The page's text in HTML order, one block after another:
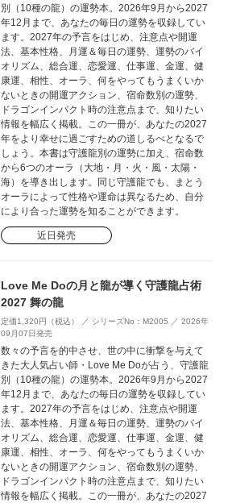
別（10種の龍）の運勢本。2026年9月から2027
年12月まで、あなたの毎日の運勢を収録してい
ます。2027年の予言をはじめ、注意点や開運
法、基本性格、月運＆毎日の運勢、運勢のバイ
オリズム、総合運、恋愛運、仕事運、金運、健
康運、相性、オーラ、何をやってもうまくいか
ないときの開運アクション、宿命数別の運勢、
ドラゴンインパクト時の注意点まで、知りたい
情報を幅広く掲載。この一冊が、あなたの2027
年をより幸せに過ごすための道しるべとなるで
しょう。本書は守護龍別の運勢に加え、宿命数
から6つのオーラ（大地・月・火・風・太陽・
海）を導き出します。同じ守護龍でも、まとう
オーラによって性格や運命は異なるため、自分
により合った運勢を知ることができます。
近日発売
Love Me Doの月と龍が導く守護龍占術
2027 舞の龍
定価1,320円（税込） ／ シリーズNo：M2005 ／ 2026年
09月07日発売
数々の予言を的中させ、世の中に衝撃を与えて
きた大人気占い師・Love Me Doが占う、守護龍
別（10種の龍）の運勢本。2026年9月から2027
年12月まで、あなたの毎日の運勢を収録してい
ます。2027年の予言をはじめ、注意点や開運
法、基本性格、月運＆毎日の運勢、運勢のバイ
オリズム、総合運、恋愛運、仕事運、金運、健
康運、相性、オーラ、何をやってもうまくいか
ないときの開運アクション、宿命数別の運勢、
ドラゴンインパクト時の注意点まで、知りたい
情報を幅広く掲載。この一冊が、あなたの2027